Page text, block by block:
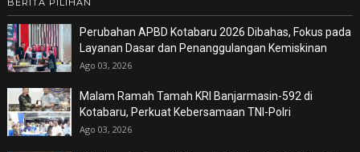
BERITA PILIHAN
Perubahan APBD Kotabaru 2026 Dibahas, Fokus pada
Layanan Dasar dan Penanggulangan Kemiskinan
Ago 03, 2026
Malam Ramah Tamah KRI Banjarmasin-592 di
Kotabaru, Perkuat Kebersamaan TNI-Polri
Ago 03, 2026